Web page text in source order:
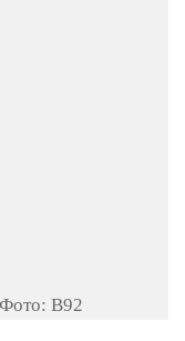
В92